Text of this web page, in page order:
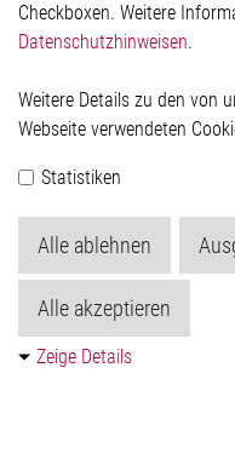
Elmos Semiconductor SE
Werkstättenstraße 18
Telefon: +49 (0) 2171 / 40 183-0
Handelsregister:
Köln HRB 123561
Checkboxen. Weitere
Datenschutzhinweisen.
Weitere Details zu den von
Webseite verwendeten
Statistiken
Alle ablehnen
Alle akzeptieren
Zeige Details